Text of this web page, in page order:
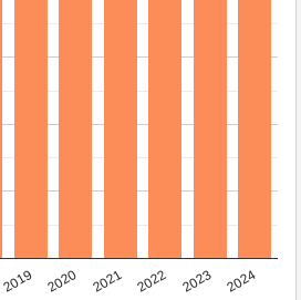
2019 2020 2021 2022 2023 2024